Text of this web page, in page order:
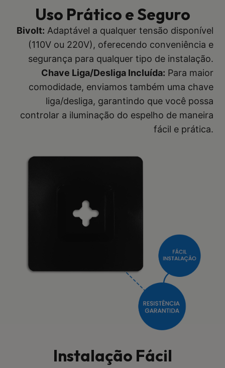
Uso Prático e Seguro
Bivolt: Adaptável a qualquer tensão disponível
(110V ou 220V), oferecendo conveniência e
segurança para qualquer tipo de instalação.
Chave Liga/Desliga Incluída: Para maior
comodidade, enviamos também uma chave
liga/desliga, garantindo que você possa
controlar a iluminação do espelho de maneira
fácil e prática.
Instalação Fácil